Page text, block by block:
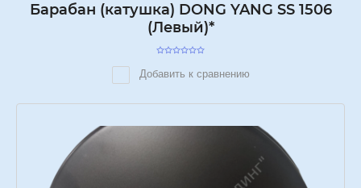
Барабан (катушка) DONG YANG SS 1506
(Левый)*
Добавить к сравнению